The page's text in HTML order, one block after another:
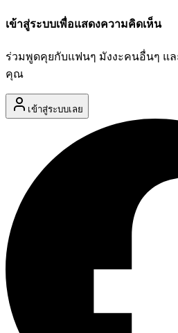
เข้าสู่ระบบเพื่อแสดงความคิดเห็น
ร่วมพูดคุยกับแฟนๆ มังงะคนอื่นๆ แ
คุณ
เข้าสู่ระบบเลย